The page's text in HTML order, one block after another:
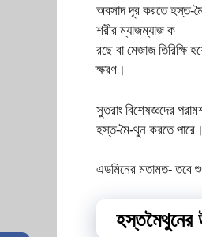
অবসাদ দূর করতে হস্ত-
শরীর ম্যাজম্যাজ ক
রছে বা মেজাজ
ক্ষরণ।
সুতরাং বিশেষজ্ঞদের
হস্ত-মৈ-থুন করতে পারে।
এডমিনের মতামত- তবে
হস্তমৈথুনের